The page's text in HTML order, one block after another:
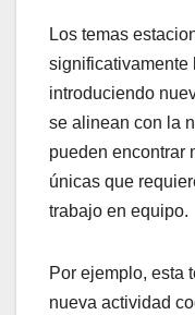
Los temas
significativamente
introduciendo
se alinean con la
pueden encontrar
únicas que
trabajo en equipo.
Por ejemplo, esta
nueva actividad